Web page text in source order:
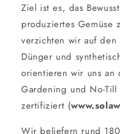
Ziel ist es, das
produziertes Gemüse
verzichten wir auf den
Dünger und
orientieren wir uns an
Gardening und No-
zertifiziert (
Wir beliefern rund